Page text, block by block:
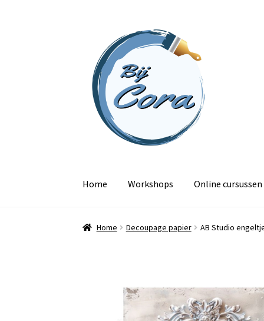
naar
navigatie
inhoud
Home Workshops Online cursussen
Home Decoupage papier AB Studio